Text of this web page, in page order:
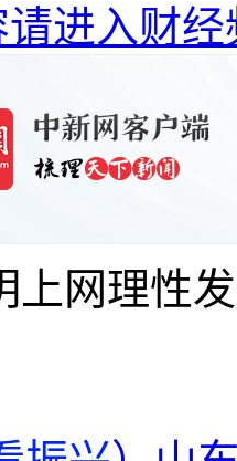
进入财经
上网理性